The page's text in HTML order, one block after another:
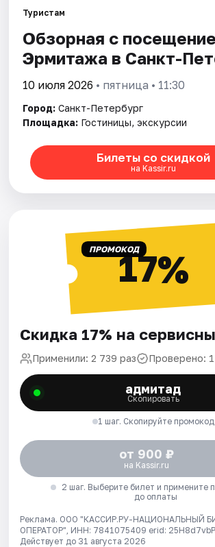
Города
Площадки
Рейтинги
Туристам
Обзорная с
Эрмитажа в Санкт-
10 июля 2026 • пятница • 11:30
Город: Санкт-Петербург
Площадка: Гостиницы, экскурсии
Билеты со скидкой
на Kassir.ru
ПРОМОКОД17%
Скидка 17% на
Применили: 2 739 раз Проверено:
адмитад
Скопировать
1 шаг. Скопируйте промокод
от 900 ₽
на Kassir.ru
2 шаг. Выберите билет и примените
до оплаты
Реклама. ООО "КАССИР.РУ-НАЦИОНАЛЬНЫЙ
ОПЕРАТОР", ИНН: 7841075409 erid:
Действует до 31 августа 2026